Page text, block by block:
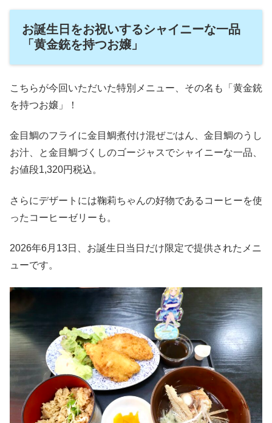
お誕生日をお祝いするシャイニーな一品
「黄金銃を持つお嬢」
こちらが今回いただいた特別メニュー、その名も「黄金銃
を持つお嬢」！
金目鯛のフライに金目鯛煮付け混ぜごはん、金目鯛のうし
お汁、と金目鯛づくしのゴージャスでシャイニーな一品、
お値段1,320円税込。
さらにデザートには鞠莉ちゃんの好物であるコーヒーを使
ったコーヒーゼリーも。
2026年6月13日、お誕生日当日だけ限定で提供されたメニ
ューです。